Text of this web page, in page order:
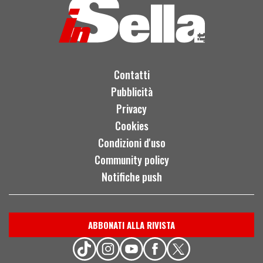
Contatti
Pubblicità
Privacy
Cookies
Condizioni d'uso
Community policy
Notifiche push
ABBONATI ALLA RIVISTA